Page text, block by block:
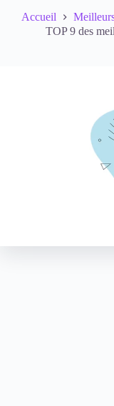
Accueil
TOP 9 des